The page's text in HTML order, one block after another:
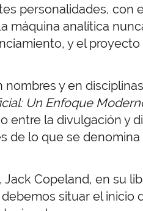
personalidades, con
máquina analítica
y el proyecto
nombres y en
Un Enfoque
entre la divulgación y
de lo que se
Copeland, en su
situar el inicio